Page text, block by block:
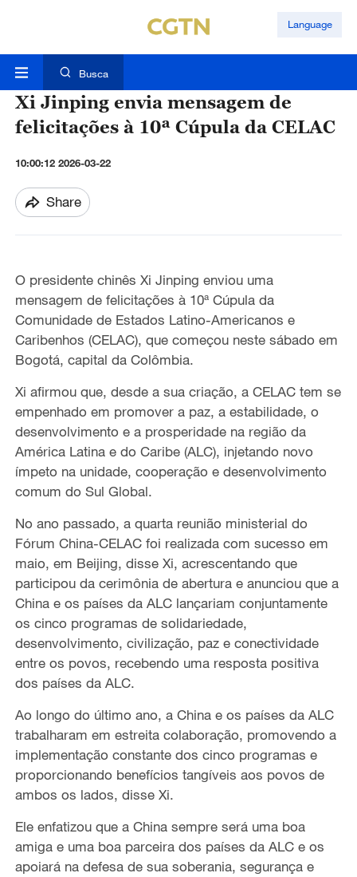
Language
Busca
Xi Jinping envia mensagem de
felicitações à 10ª Cúpula da CELAC
10:00:12 2026-03-22
Share
O presidente chinês Xi Jinping enviou uma
mensagem de felicitações à 10ª Cúpula da
Comunidade de Estados Latino-Americanos e
Caribenhos (CELAC), que começou neste sábado em
Bogotá, capital da Colômbia.
Xi afirmou que, desde a sua criação, a CELAC tem se
empenhado em promover a paz, a estabilidade, o
desenvolvimento e a prosperidade na região da
América Latina e do Caribe (ALC), injetando novo
ímpeto na unidade, cooperação e desenvolvimento
comum do Sul Global.
No ano passado, a quarta reunião ministerial do
Fórum China-CELAC foi realizada com sucesso em
maio, em Beijing, disse Xi, acrescentando que
participou da cerimônia de abertura e anunciou que a
China e os países da ALC lançariam conjuntamente
os cinco programas de solidariedade,
desenvolvimento, civilização, paz e conectividade
entre os povos, recebendo uma resposta positiva
dos países da ALC.
Ao longo do último ano, a China e os países da ALC
trabalharam em estreita colaboração, promovendo a
implementação constante dos cinco programas e
proporcionando benefícios tangíveis aos povos de
ambos os lados, disse Xi.
Ele enfatizou que a China sempre será uma boa
amiga e uma boa parceira dos países da ALC e os
apoiará na defesa de sua soberania, segurança e